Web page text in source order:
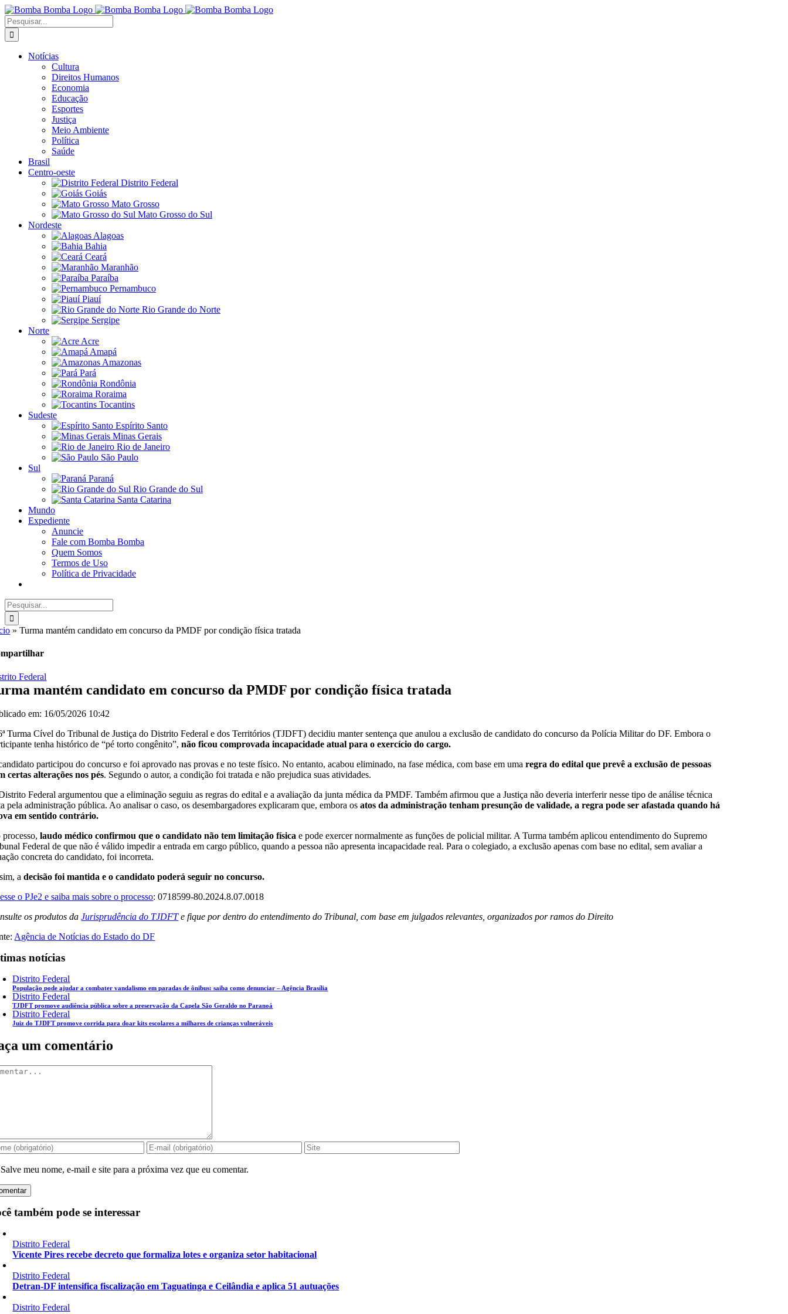
Ir
para
o
conteúdo
Buscar
resultados
para:
Notícias
Cultura
Direitos Humanos
Economia
Educação
Esportes
Justiça
Meio Ambiente
Política
Saúde
Brasil
Centro-oeste
Distrito Federal
Goiás
Mato Grosso
Mato Grosso do Sul
Nordeste
Alagoas
Bahia
Ceará
Maranhão
Paraíba
Pernambuco
Piauí
Rio Grande do Norte
Sergipe
Norte
Acre
Amapá
Amazonas
Pará
Rondônia
Roraima
Tocantins
Sudeste
Espírito Santo
Minas Gerais
Rio de Janeiro
São Paulo
Sul
Paraná
Rio Grande do Sul
Santa Catarina
Mundo
Expediente
Anuncie
Fale com Bomba Bomba
Quem Somos
Termos de Uso
Política de Privacidade
Buscar
resultados
para:
»Turma mantém candidato em concurso da PMDF por condição física tratada
Federal
mantém candidato em concurso da PMDF por condição física tratada
em: 16/05/2026 10:42
Turma Cível do Tribunal de Justiça do Distrito Federal e dos Territórios (TJDFT) decidiu manter sentença que anulou a exclusão de candidato do concurso da Polícia Militar do DF. Embora o
tenha histórico de “pé torto congênito”,não ficou comprovada incapacidade atual para o exercício do cargo.
participou do concurso e foi aprovado nas provas e no teste físico. No entanto, acabou eliminado, na fase médica, com base em umaregra do edital que prevê a exclusão de pessoas
certas alterações nos pés. Segundo o autor, a condição foi tratada e não prejudica suas atividades.
Federal argumentou que a eliminação seguiu as regras do edital e a avaliação da junta médica da PMDF. Também afirmou que a Justiça não deveria interferir nesse tipo de análise técnica
pela administração pública. Ao analisar o caso, os desembargadores explicaram que, embora os atos da administração tenham presunção de validade, a regra pode ser afastada quando há
em sentido contrário.
processo,laudo médico confirmou que o candidato não tem limitação físicae pode exercer normalmente as funções de policial militar. A Turma também aplicou entendimento do Supremo
Federal de que não é válido impedir a entrada em cargo público, quando a pessoa não apresenta incapacidade real. Para o colegiado, a exclusão apenas com base no edital, sem avaliar a
concreta do candidato, foi incorreta.
adecisão foi mantida e o candidato poderá seguir no concurso.
o PJe2 e saiba mais sobre o processo: 0718599-80.2024.8.07.0018
os produtos daJurisprudência do TJDFTe fique por dentro do entendimento do Tribunal, com base em julgados relevantes, organizados por ramos do Direito
Agência de Notícias do Estado do DF
notícias
Distrito Federal
População pode ajudar a combater vandalismo em paradas de ônibus: saiba como denunciar – Agência Brasília
Distrito Federal
TJDFT promove audiência pública sobre a preservação da Capela São Geraldo no Paranoá
Distrito Federal
Juiz do TJDFT promove corrida para doar kits escolares a milhares de crianças vulneráveis
um comentário
Salve meu nome, e-mail e site para a próxima vez que eu comentar.
também pode se interessar
Distrito Federal
Vicente Pires recebe decreto que formaliza lotes e organiza setor habitacional
Distrito Federal
Detran-DF intensifica fiscalização em Taguatinga e Ceilândia e aplica 51 autuações
Distrito Federal